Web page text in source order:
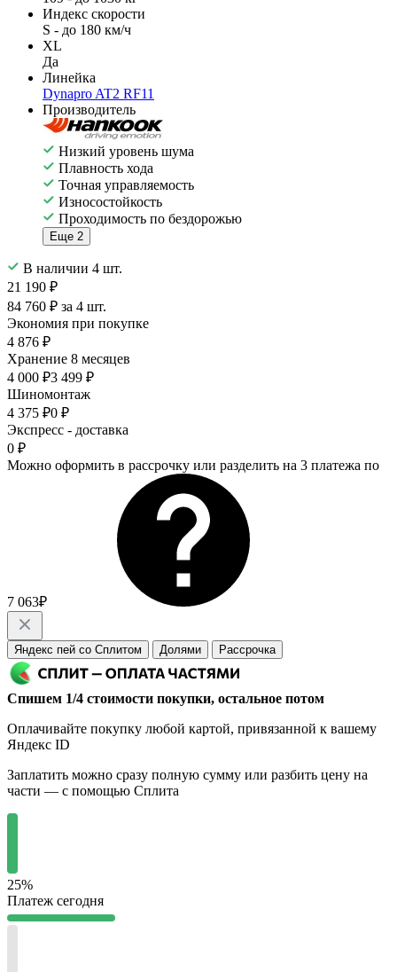
Индекс скорости
S - до 180 км/ч
XL
Да
Линейка
Dynapro AT2 RF11
Производитель
Низкий уровень шума
Плавность хода
Точная управляемость
Износостойкость
Проходимость по бездорожью
Еще 2
В наличии 4 шт.
21 190 ₽
84 760 ₽ за 4 шт.
Экономия при покупке
4 876 ₽
Хранение 8 месяцев
4 000 ₽3 499 ₽
Шиномонтаж
4 375 ₽0 ₽
Экспресс - доставка
0 ₽
Можно оформить в рассрочку или разделить на 3 платежа по
7 063₽
Яндекс пей со Сплитом Долями Рассрочка
Спишем 1/4 стоимости покупки, остальное потом
Оплачивайте покупку любой картой, привязанной к вашему
Яндекс ID
Заплатить можно сразу полную сумму или разбить цену на
части — с помощью Сплита
25%
Платеж сегодня